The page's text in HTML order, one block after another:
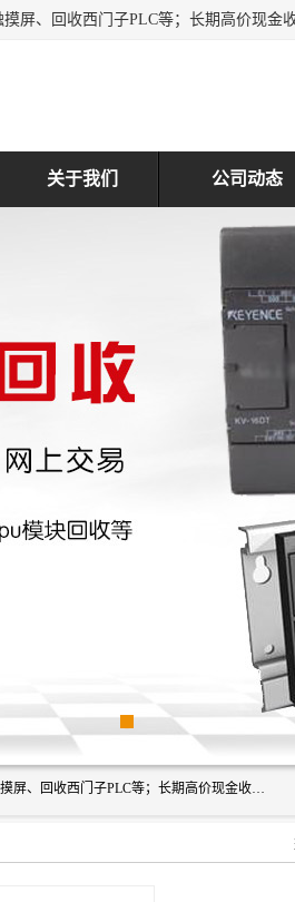
关于我们 公司动态
深圳市福田区诚芯源电子商行主营业务：回收西门子模块、回收西门子触摸屏、回收西门子PLC等；长期高价现金收购个人和工厂库存电子元件，我们以努力处事、以诚信待人，能迅速为客户消化库存、减少仓储、回笼资金，我们交易灵活方便，现金支付，价格合 理，尽量满足客户的要求，提供一条龙服务。